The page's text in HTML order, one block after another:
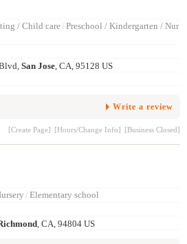
/ Child care/ Preschool / Kindergarten / Nur
San Jose , CA, 95128 US
Write a review
[Create Page] [Hours/Change Info] [Business Closed]
/ Elementary school
, CA, 94804 US